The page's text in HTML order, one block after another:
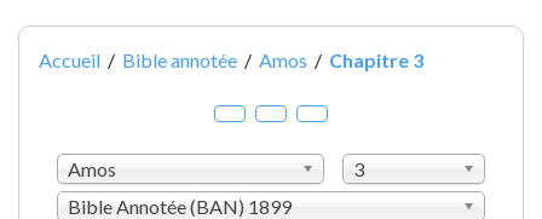
Accueil / Bible annotée / Amos / Chapitre 3
Amos
3
Bible Annotée (BAN) 1899